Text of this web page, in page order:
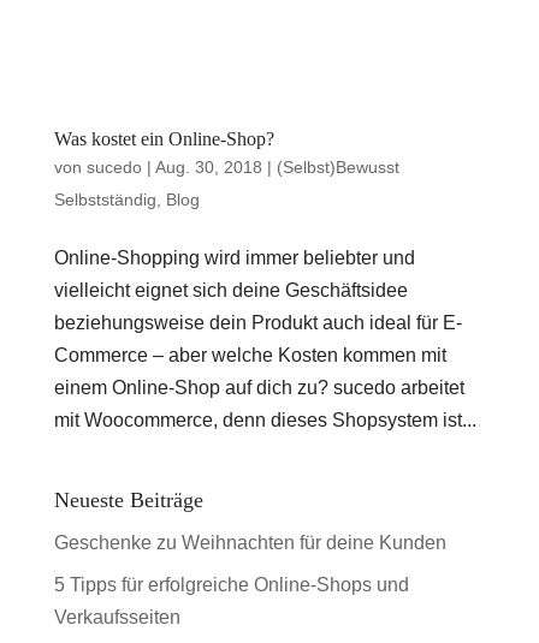
Was kostet ein Online-Shop?
von sucedo| Aug. 30, 2018 | (Selbst)Bewusst
Selbstständig
Blog
Online-Shopping wird immer beliebter und
vielleicht eignet sich deine Geschäftsidee
beziehungsweise dein Produkt auch ideal für E-
Commerce – aber welche Kosten kommen mit
einem Online-Shop auf dich zu? sucedo arbeitet
mit Woocommerce, denn dieses Shopsystem ist...
Neueste Beiträge
Geschenke zu Weihnachten für deine Kunden
5 Tipps für erfolgreiche Online-Shops und
Verkaufsseiten